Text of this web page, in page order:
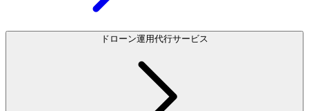
ドローン運用代行サービス